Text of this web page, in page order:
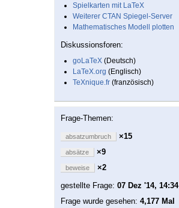
Spielkarten mit LaTeX
Weiterer CTAN Spiegel-Server
Mathematisches Modell plotten
Diskussionsforen:
goLaTeX (Deutsch)
LaTeX.org (Englisch)
TeXnique.fr (französisch)
Frage-Themen:
absatzumbruch ×15
absätze ×9
beweise
×2
gestellte Frage: 07 Dez '14, 14:34
Frage wurde gesehen: 4,177 Mal